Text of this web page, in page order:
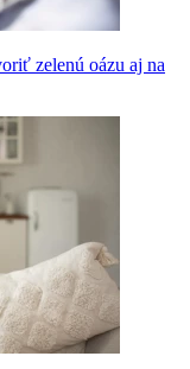
zelenú oázu aj na